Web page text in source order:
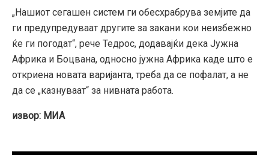
„Нашиот сегашен систем ги обесхрабрува земјите да
ги предупредуваат другите за закани кои неизбежно
ќе ги погодат“, рече Тедрос, додавајќи дека Јужна
Африка и Боцвана, односно јужна Африка каде што е
откриена новата варијанта, треба да се пофалат, а не
да се „казнуваат“ за нивната работа.
извор: МИА